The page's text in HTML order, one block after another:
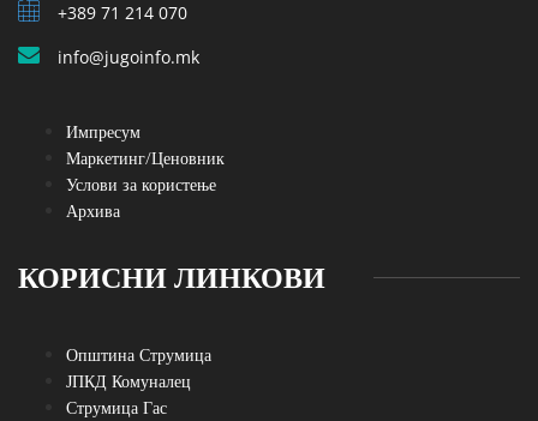
+389 71 214 070
info@jugoinfo.mk
Импресум
Маркетинг/Ценовник
Услови за користење
Архива
КОРИСНИ ЛИНКОВИ
Општина Струмица
ЈПКД Комуналец
Струмица Гас